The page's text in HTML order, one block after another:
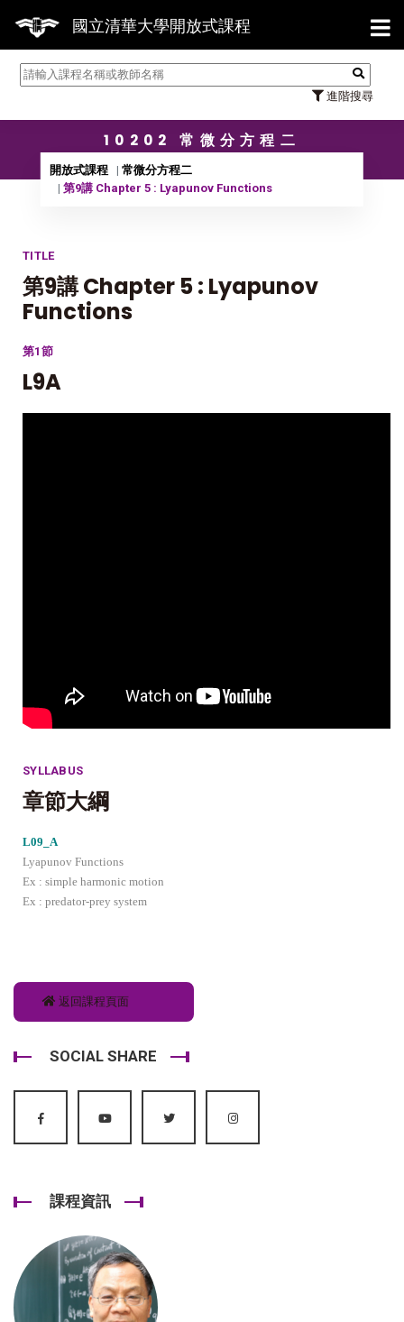
國立清華大學開放式課程
進階搜尋
【
10202 常微分方程二
開放式課程
常微分方程二
第9講 Chapter 5 : Lyapunov Functions
TITLE
第9講 Chapter 5 : Lyapunov
Functions
第1節
L9A
SYLLABUS
章節大綱
L09_A
Lyapunov Functions
Ex : simple harmonic motion
Ex : predator-prey system
返回課程頁面
SOCIAL SHARE
課程資訊